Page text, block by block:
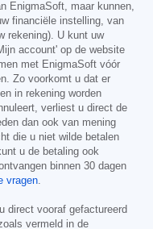
EnigmaSoft, maar kunnen,
financiële instelling, van
rekening). U kunt uw
account' op de website
met EnigmaSoft vóór
Zo voorkomt u dat er
in rekening worden
verliest u direct de
dan ook van mening
die u niet wilde betalen
u de betaling ook
binnen 30 dagen
vragen.
direct vooraf gefactureerd
vermeld in de